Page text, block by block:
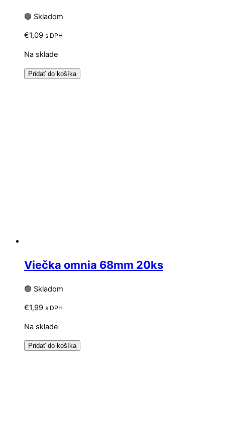
🟢 Skladom
€1,09 s DPH
Na sklade
Pridať do košíka
Viečka omnia 68mm 20ks
🟢 Skladom
€1,99 s DPH
Na sklade
Pridať do košíka